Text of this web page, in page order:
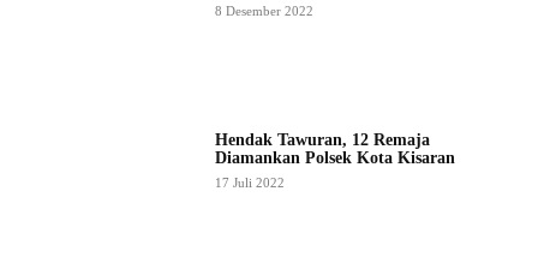
8 Desember 2022
Hendak Tawuran, 12 Remaja
Diamankan Polsek Kota Kisaran
17 Juli 2022